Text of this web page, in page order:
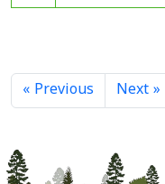
« Previous Next »